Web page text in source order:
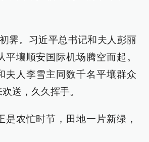
霁。习近平总书记和夫人彭丽
平壤顺安国际机场腾空而起。
夫人李雪主同数千名平壤群众
送，久久挥手。
是农忙时节，田地一片新绿，